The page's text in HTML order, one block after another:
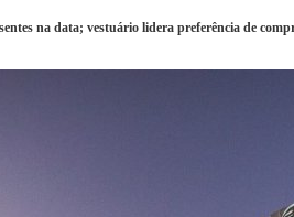
na data; vestuário lidera preferência de